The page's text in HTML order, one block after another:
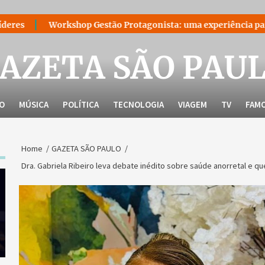
Gestão Protagonista: uma experiência para quem
SÃO
MÚSICA POLÍTICA TECNOLOGIA VIAGEM TV
Home
GAZETA SÃO PAULO
Dra. Gabriela Ribeiro leva debate inédito sobre saúde anorretal e